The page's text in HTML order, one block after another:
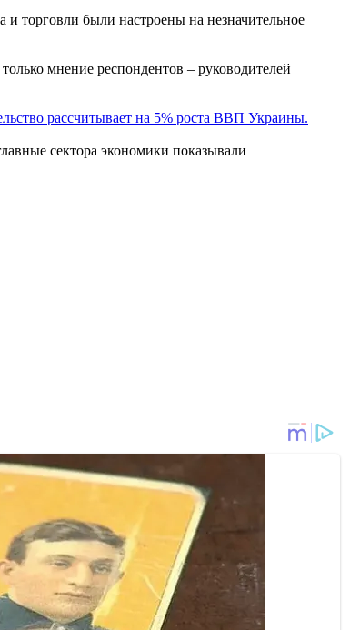
торговли были настроены на незначительное
мнение респондентов – руководителей
рассчитывает на 5% роста ВВП Украины.
сектора экономики показывали